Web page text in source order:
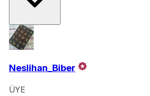
Neslihan_Biber
ÜYE